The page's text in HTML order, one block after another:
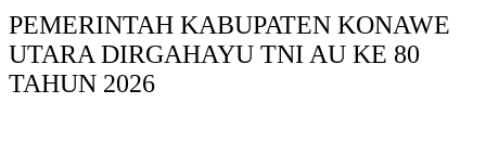
PEMERINTAH KABUPATEN KONAWE
UTARA DIRGAHAYU TNI AU KE 80
TAHUN 2026